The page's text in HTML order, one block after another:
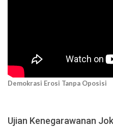
Demokrasi Erosi Tanpa Oposisi
Ujian Kenegarawanan